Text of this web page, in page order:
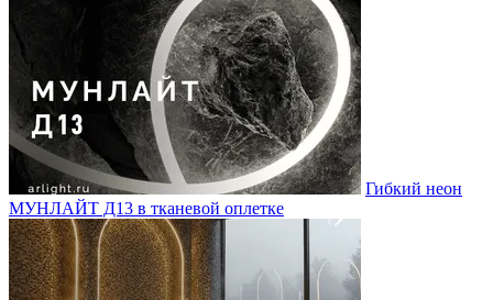
Гибкий неон
МУНЛАЙТ Д13 в тканевой оплетке